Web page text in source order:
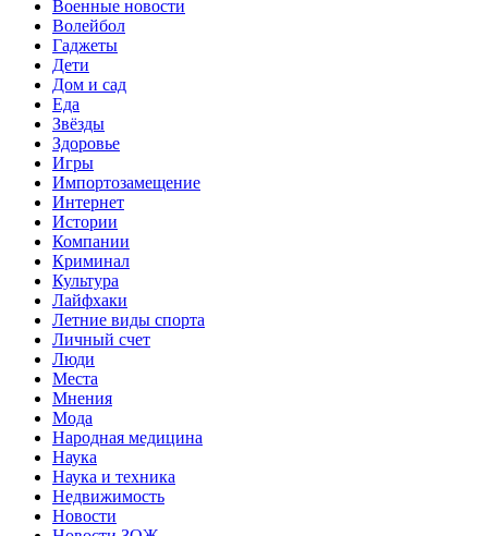
Военные новости
Волейбол
Гаджеты
Дети
Дом и сад
Еда
Звёзды
Здоровье
Игры
Импортозамещение
Интернет
Истории
Компании
Криминал
Культура
Лайфхаки
Летние виды спорта
Личный счет
Люди
Места
Мнения
Мода
Народная медицина
Наука
Наука и техника
Недвижимость
Новости